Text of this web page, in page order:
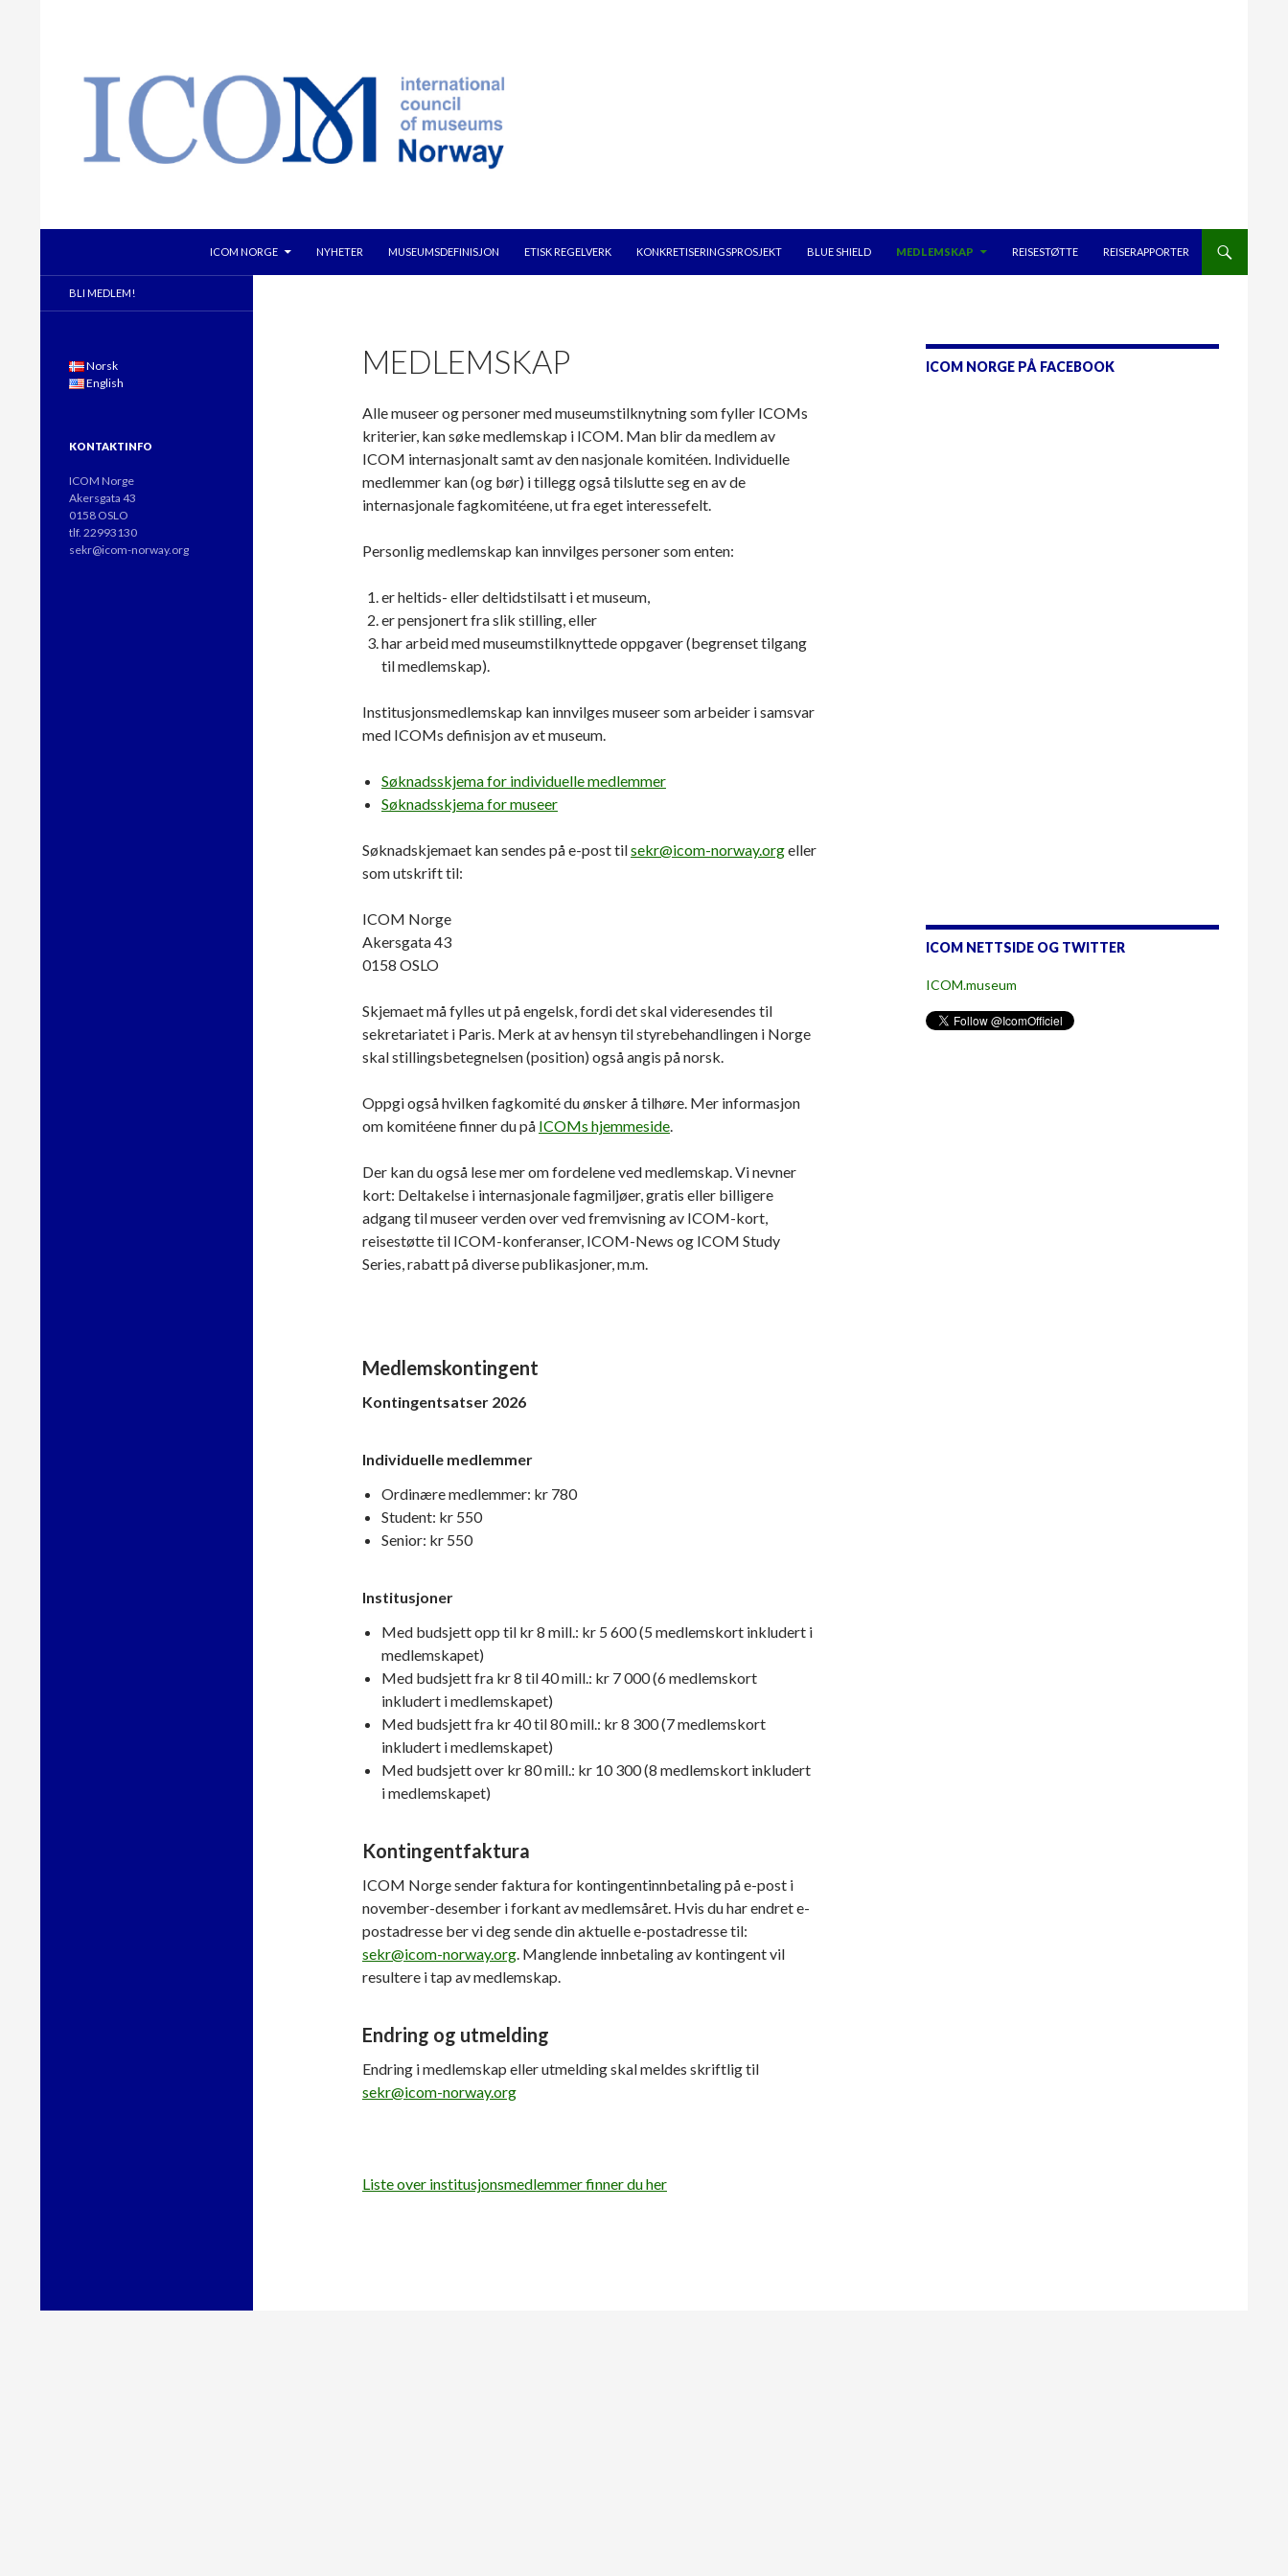
ICOM NORGE
NYHETER MUSEUMSDEFINISJON ETISK REGELVERK KONKRETISERINGSPROSJEKT BLUE SHIELD MEDLEMSKAP REISESTØTTE REISERAPPORTER
MEDLEMSKAP
Alle museer og personer med museumstilknytning som fyller ICOMs
kriterier, kan søke medlemskap i ICOM. Man blir da medlem av
ICOM internasjonalt samt av den nasjonale komitéen. Individuelle
medlemmer kan (og bør) i tillegg også tilslutte seg en av de
internasjonale fagkomitéene, ut fra eget interessefelt.
Personlig medlemskap kan innvilges personer som enten:
er heltids- eller deltidstilsatt i et museum,
er pensjonert fra slik stilling, eller
har arbeid med museumstilknyttede oppgaver (begrenset tilgang
til medlemskap).
Institusjonsmedlemskap kan innvilges museer som arbeider i samsvar
med ICOMs definisjon av et museum.
Søknadsskjema for individuelle medlemmer
Søknadsskjema for museer
Søknadskjemaet kan sendes på e-post tilsekr@icom-norway.orgeller
som utskrift til:
ICOM Norge
Akersgata 43
0158 OSLO
Skjemaet må fylles ut på engelsk, fordi det skal videresendes til
sekretariatet i Paris. Merk at av hensyn til styrebehandlingen i Norge
skal stillingsbetegnelsen (position) også angis på norsk.
Oppgi også hvilken fagkomité du ønsker å tilhøre. Mer informasjon
om komitéene finner du på ICOMs hjemmeside.
Der kan du også lese mer om fordelene ved medlemskap. Vi nevner
kort: Deltakelse i internasjonale fagmiljøer, gratis eller billigere
adgang til museer verden over ved fremvisning av ICOM-kort,
reisestøtte til ICOM-konferanser, ICOM-News og ICOM Study
Series, rabatt på diverse publikasjoner, m.m.
Medlemskontingent
Kontingentsatser 2026
Individuelle medlemmer
Ordinære medlemmer: kr 780
Student: kr 550
Senior: kr 550
Institusjoner
Med budsjett opp til kr 8 mill.: kr 5 600 (5 medlemskort inkludert i
medlemskapet)
Med budsjett fra kr 8 til 40 mill.: kr 7 000 (6 medlemskort
inkludert i medlemskapet)
Med budsjett fra kr 40 til 80 mill.: kr 8 300 (7 medlemskort
inkludert i medlemskapet)
Med budsjett over kr 80 mill.: kr 10 300 (8 medlemskort inkludert
i medlemskapet)
Kontingentfaktura
ICOM Norge sender faktura for kontingentinnbetaling på e-post i
november-desember i forkant av medlemsåret. Hvis du har endret e-
postadresse ber vi deg sende din aktuelle e-postadresse til:
sekr@icom-norway.org. Manglende innbetaling av kontingent vil
resultere i tap av medlemskap.
Endring og utmelding
Endring i medlemskap eller utmelding skal meldes skriftlig til
sekr@icom-norway.org
Liste over institusjonsmedlemmer finner du her
ICOM NORGE PÅ FACEBOOK
ICOM NETTSIDE OG TWITTER
ICOM.museum
BLI MEDLEM!
Norsk
English
KONTAKTINFO
ICOM Norge
Akersgata 43
0158 OSLO
tlf. 22993130
sekr@icom-norway.org